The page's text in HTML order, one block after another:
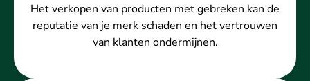
Het verkopen van producten met gebreken kan de
reputatie van je merk schaden en het vertrouwen
van klanten ondermijnen.